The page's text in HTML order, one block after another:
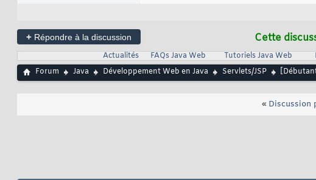
+ Répondre à la discussion Cette
Actualités FAQs Java Web Tutoriels Java Web
Forum
Java Développement Web en Java Servlets/JSP
« Discussion